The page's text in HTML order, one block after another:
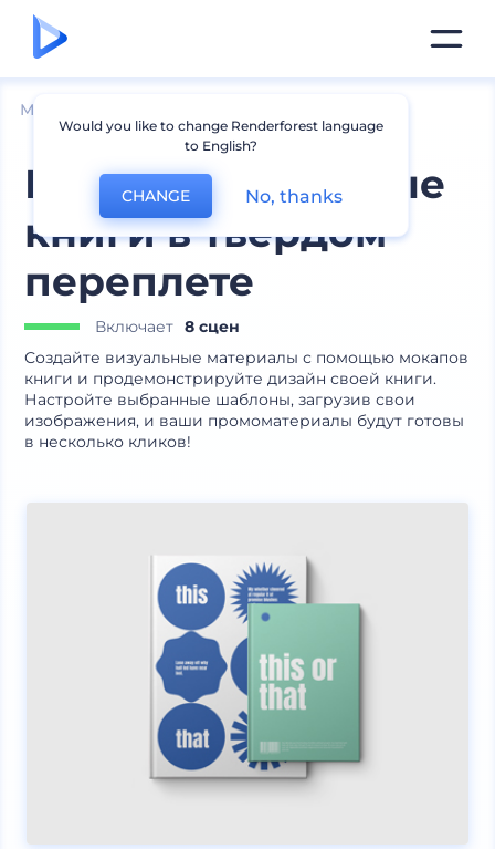
Мокапы
Минималистичные
книги в твердом
переплете
Включает 8 сцен
Создайте визуальные материалы с помощью мокапов
книги и продемонстрируйте дизайн своей книги.
Настройте выбранные шаблоны, загрузив свои
изображения, и ваши промоматериалы будут готовы
в несколько кликов!
Would you like to change Renderforest language
to English?
CHANGE No, thanks